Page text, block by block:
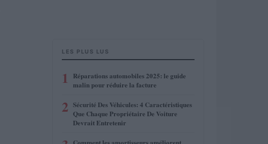
LES PLUS LUS
1
Réparations automobiles 2025: le guide
malin pour réduire la facture
2 Sécurité Des Véhicules: 4 Caractéristiques
Que Chaque Propriétaire De Voiture
Devrait Entretenir